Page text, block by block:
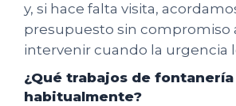
y, si hace falta visita,
presupuesto sin compromiso
intervenir cuando la urgencia
¿Qué trabajos de
habitualmente?